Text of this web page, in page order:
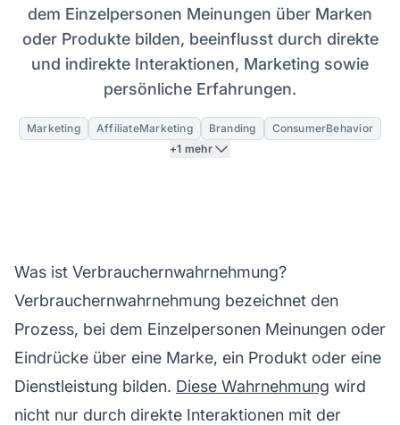
dem Einzelpersonen Meinungen über Marken
oder Produkte bilden, beeinflusst durch direkte
und indirekte Interaktionen, Marketing sowie
persönliche Erfahrungen.
Marketing AffiliateMarketing Branding
ConsumerBehavior
+1 mehr
Was ist Verbrauchernwahrnehmung?
Verbrauchernwahrnehmung bezeichnet den
Prozess, bei dem Einzelpersonen Meinungen oder
Eindrücke über eine Marke, ein Produkt oder eine
Dienstleistung bilden. Diese Wahrnehmung wird
nicht nur durch direkte Interaktionen mit der